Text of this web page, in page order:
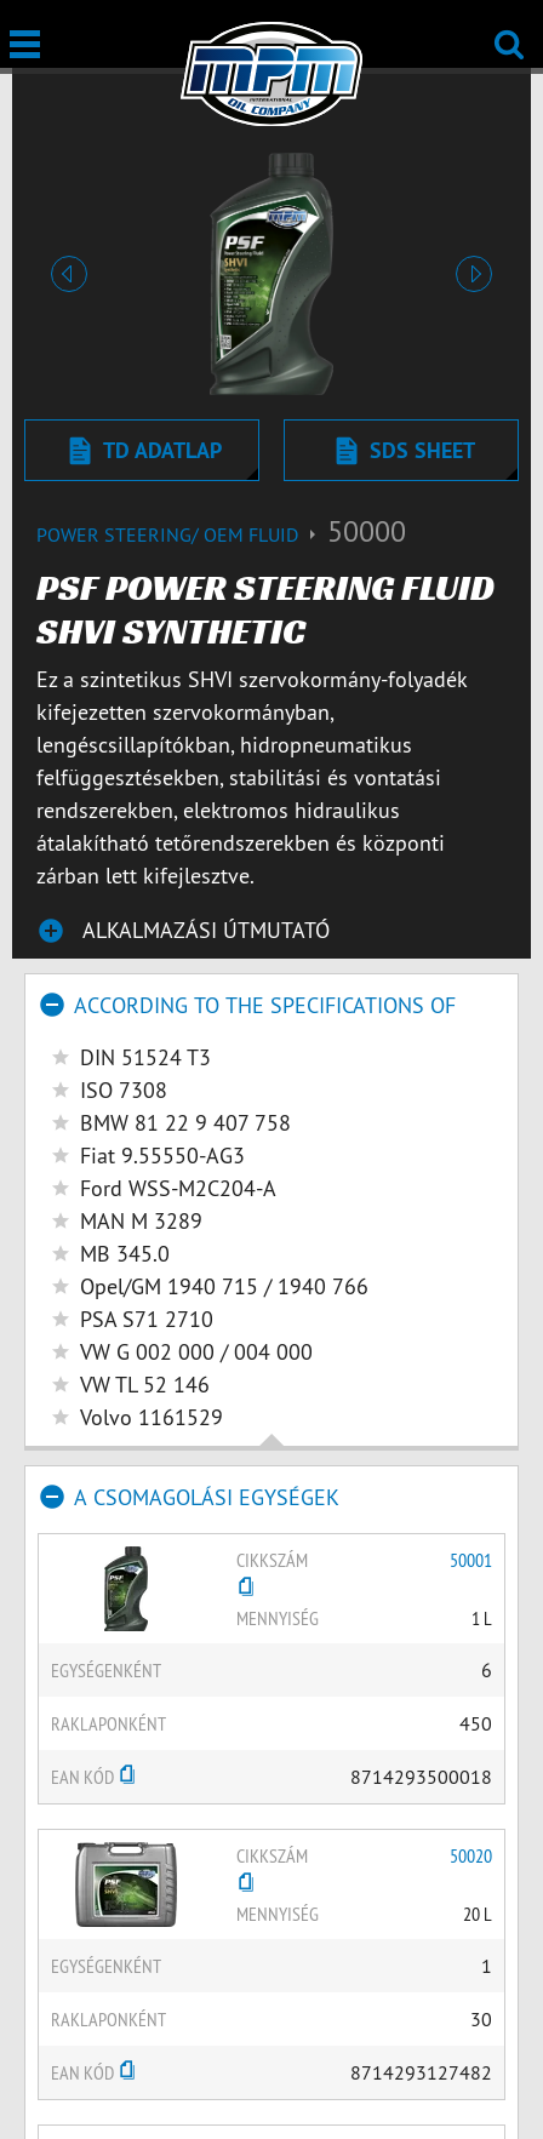
Előző Tovább
TD ADATLAP SDS SHEET
POWER STEERING/ OEM FLUID 50000
PSF POWER STEERING FLUID
SHVI SYNTHETIC
Ez a szintetikus SHVI szervokormány-folyadék
kifejezetten szervokormányban,
lengéscsillapítókban, hidropneumatikus
felfüggesztésekben, stabilitási és vontatási
rendszerekben, elektromos hidraulikus
átalakítható tetőrendszerekben és központi
zárban lett kifejlesztve.
ALKALMAZÁSI ÚTMUTATÓ
ACCORDING TO THE SPECIFICATIONS OF
DIN 51524 T3
ISO 7308
BMW 81 22 9 407 758
Fiat 9.55550-AG3
Ford WSS-M2C204-A
MAN M 3289
MB 345.0
Opel/GM 1940 715 / 1940 766
PSA S71 2710
VW G 002 000 / 004 000
VW TL 52 146
Volvo 1161529
A CSOMAGOLÁSI EGYSÉGEK
CIKKSZÁM 50001
MENNYISÉG 1 L
EGYSÉGENKÉNT 6
RAKLAPONKÉNT 450
EAN KÓD 8714293500018
CIKKSZÁM 50020
MENNYISÉG 20 L
EGYSÉGENKÉNT 1
RAKLAPONKÉNT 30
EAN KÓD 8714293127482